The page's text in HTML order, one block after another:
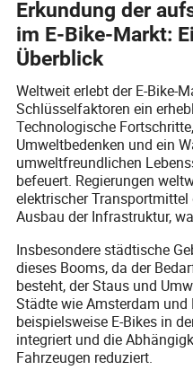
Erkundung der
im E-Bike-Markt:
Überblick
Weltweit erlebt der E-Bike-
Schlüsselfaktoren ein
Technologische
Umweltbedenken und ein
umweltfreundlichen
befeuert. Regierungen
elektrischer
Ausbau der Infrastruktur,
Insbesondere städtische
dieses Booms, da der
besteht, der Staus und
Städte wie Amsterdam und
beispielsweise E-Bikes in
integriert und die
Fahrzeugen reduziert.